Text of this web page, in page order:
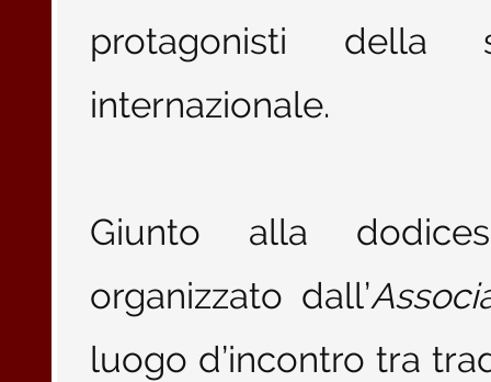
protagonisti
internazionale.
Giunto alla
organizzato dall’
luogo d’incontro tra